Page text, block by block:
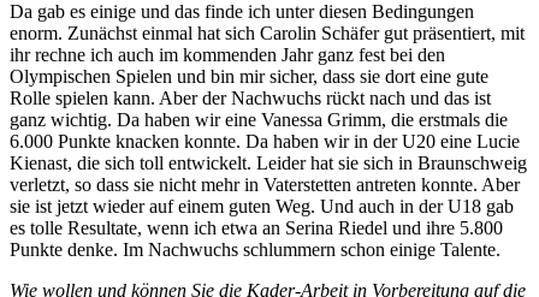
Da gab es einige und das finde ich unter diesen Bedingungen
enorm. Zunächst einmal hat sich Carolin Schäfer gut präsentiert, mit
ihr rechne ich auch im kommenden Jahr ganz fest bei den
Olympischen Spielen und bin mir sicher, dass sie dort eine gute
Rolle spielen kann. Aber der Nachwuchs rückt nach und das ist
ganz wichtig. Da haben wir eine Vanessa Grimm, die erstmals die
6.000 Punkte knacken konnte. Da haben wir in der U20 eine Lucie
Kienast, die sich toll entwickelt. Leider hat sie sich in Braunschweig
verletzt, so dass sie nicht mehr in Vaterstetten antreten konnte. Aber
sie ist jetzt wieder auf einem guten Weg. Und auch in der U18 gab
es tolle Resultate, wenn ich etwa an Serina Riedel und ihre 5.800
Punkte denke. Im Nachwuchs schlummern schon einige Talente.
Wie wollen und können Sie die Kader-Arbeit in Vorbereitung auf die